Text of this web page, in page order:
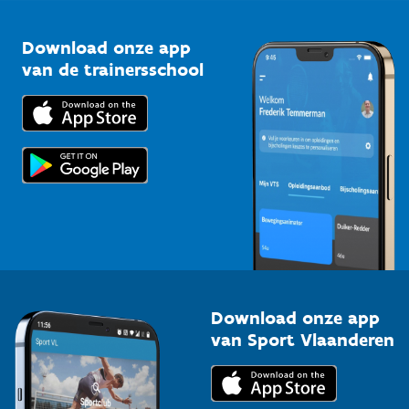
Bedrijven
Trainers en begeleiders
Topsporters
Vlaamse Trainersschool
Kennisplatform
Downloads
Voor de pers
Download onze app
van de trainersschool
Download onze app
van Sport Vlaanderen